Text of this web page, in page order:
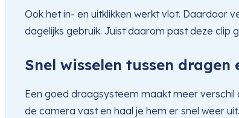
Ook het in- en uitklikken werkt vlot. Daardoor
dagelijks gebruik. Juist daarom past deze clip
Snel wisselen tussen
Een goed draagsysteem maakt meer verschil
de camera vast en haal je hem er snel weer